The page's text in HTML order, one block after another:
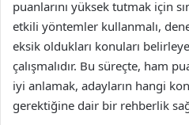
puanlarını yüksek tutmak için
etkili yöntemler kullanmalı,
eksik oldukları konuları
çalışmalıdır. Bu süreçte, ham
iyi anlamak, adayların hangi
gerektiğine dair bir rehberlik